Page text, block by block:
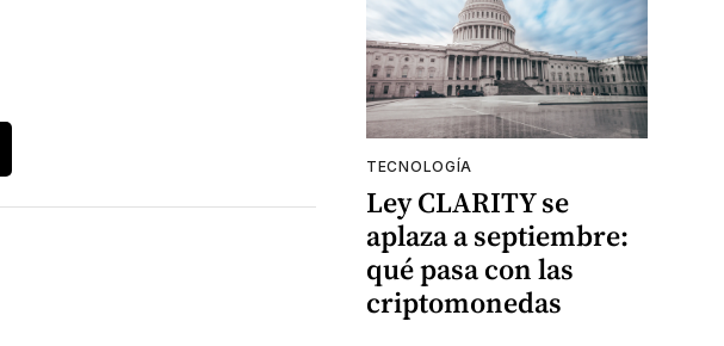
TECNOLOGÍA
Ley CLARITY se
aplaza a septiembre:
qué pasa con las
criptomonedas